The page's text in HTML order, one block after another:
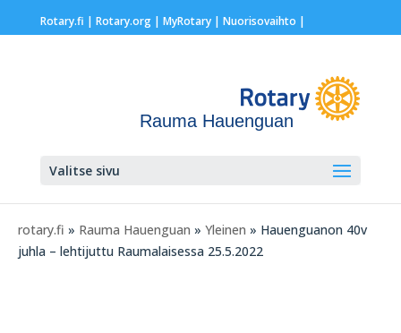
Rotary.fi | Rotary.org| MyRotary | Nuorisovaihto |
Rauma Hauenguan
Valitse sivu
rotary.fi » Rauma Hauenguan » Yleinen » Hauenguanon 40v
juhla – lehtijuttu Raumalaisessa 25.5.2022